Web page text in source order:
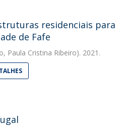
residenciais para
de Fafe
Paula Cristina Ribeiro). 2021.